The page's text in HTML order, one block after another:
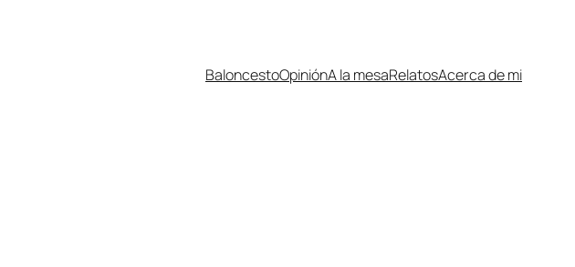
BaloncestoOpiniónA la mesaRelatosAcerca de mi